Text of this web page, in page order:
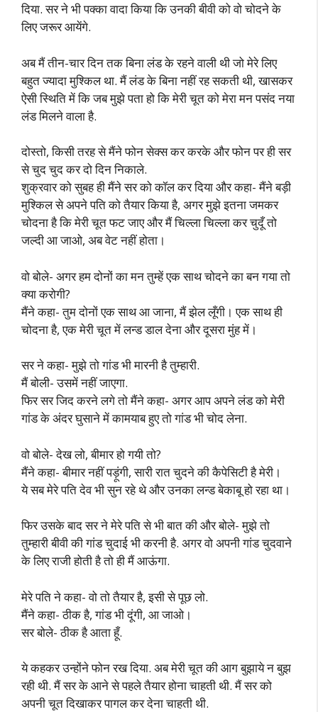
दिया. सर ने भी पक्का वादा किया कि उनकी बीवी को वो चोदने के
लिए जरूर आयेंगे.
अब मैं तीन-चार दिन तक बिना लंड के रहने वाली थी जो मेरे लिए
बहुत ज्यादा मुश्किल था. मैं लंड के बिना नहीं रह सकती थी, खासकर
ऐसी स्थिति में कि जब मुझे पता हो कि मेरी चूत को मेरा मन पसंद नया
लंड मिलने वाला है.
दोस्तो, किसी तरह से मैंने फोन सेक्स कर करके और फोन पर ही सर
से चुद चुद कर दो दिन निकाले.
शुक्रवार को सुबह ही मैंने सर को कॉल कर दिया और कहा- मैंने बड़ी
मुश्किल से अपने पति को तैयार किया है, अगर मुझे इतना जमकर
चोदना है कि मेरी चूत फट जाए और मैं चिल्ला चिल्ला कर चुदूँ तो
जल्दी आ जाओ, अब वेट नहीं होता।
वो बोले- अगर हम दोनों का मन तुम्हें एक साथ चोदने का बन गया तो
क्या करोगी?
मैंने कहा- तुम दोनों एक साथ आ जाना, मैं झेल लूँगी। एक साथ ही
चोदना है, एक मेरी चूत में लन्ड डाल देना और दूसरा मुंह में।
सर ने कहा- मुझे तो गांड भी मारनी है तुम्हारी.
मैं बोली- उसमें नहीं जाएगा.
फिर सर जिद करने लगे तो मैंने कहा- अगर आप अपने लंड को मेरी
गांड के अंदर घुसाने में कामयाब हुए तो गांड भी चोद लेना.
वो बोले- देख लो, बीमार हो गयी तो?
मैंने कहा- बीमार नहीं पड़ूंगी, सारी रात चुदने की कैपेसिटी है मेरी।
ये सब मेरे पति देव भी सुन रहे थे और उनका लन्ड बेकाबू हो रहा था।
फिर उसके बाद सर ने मेरे पति से भी बात की और बोले- मुझे तो
तुम्हारी बीवी की गांड चुदाई भी करनी है. अगर वो अपनी गांड चुदवाने
के लिए राजी होती है तो ही मैं आऊंगा.
मेरे पति ने कहा- वो तो तैयार है, इसी से पूछ लो.
मैंने कहा- ठीक है, गांड भी दूंगी, आ जाओ।
सर बोले- ठीक है आता हूँ.
ये कहकर उन्होंने फोन रख दिया. अब मेरी चूत की आग बुझाये न बुझ
रही थी. मैं सर के आने से पहले तैयार होना चाहती थी. मैं सर को
अपनी चूत दिखाकर पागल कर देना चाहती थी.